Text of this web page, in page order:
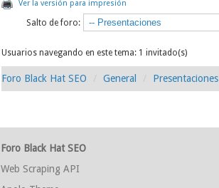
Ver la versión para impresión
Salto de foro:
Usuarios navegando en este tema: 1 invitado(s)
Foro Black Hat SEO General Presentaciones
Foro Black Hat SEO
Web Scraping API